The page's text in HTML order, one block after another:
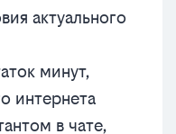
актуального
минут,
интернета
в чате,